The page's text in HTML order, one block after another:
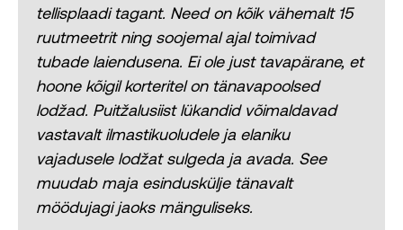
tellisplaadi tagant. Need on kõik vähemalt 15
ruutmeetrit ning soojemal ajal toimivad
tubade laiendusena. Ei ole just tavapärane, et
hoone kõigil korteritel on tänavapoolsed
lodžad. Puitžalusiist lükandid võimaldavad
vastavalt ilmastikuoludele ja elaniku
vajadusele lodžat sulgeda ja avada. See
muudab maja esinduskülje tänavalt
möödujagi jaoks mänguliseks.